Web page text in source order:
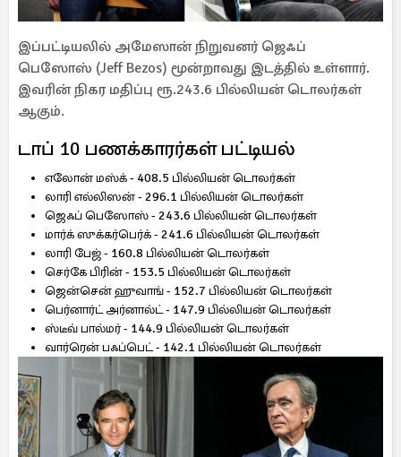
இப்பட்டியலில் அமேஸான் நிறுவனர் ஜெஃப்
பெஸோஸ் (Jeff Bezos) மூன்றாவது இடத்தில் உள்ளார்.
இவரின் நிகர மதிப்பு ரூ.243.6 பில்லியன் டொலர்கள்
ஆகும்.
டாப் 10 பணக்காரர்கள் பட்டியல்
எலோன் மஸ்க் - 408.5 பில்லியன் டொலர்கள்
லாரி எல்லிஸன் - 296.1 பில்லியன் டொலர்கள்
ஜெஃப் பெஸோஸ் - 243.6 பில்லியன் டொலர்கள்
மார்க் ஸுக்கர்பெர்க் - 241.6 பில்லியன் டொலர்கள்
லாரி பேஜ் - 160.8 பில்லியன் டொலர்கள்
செர்கே பிரின் - 153.5 பில்லியன் டொலர்கள்
ஜென்சென் ஹுவாங் - 152.7 பில்லியன் டொலர்கள்
பெர்னார்ட் அர்னால்ட் - 147.9 பில்லியன் டொலர்கள்
ஸ்டீவ் பால்மர் - 144.9 பில்லியன் டொலர்கள்
வார்ரென் பஃப்பெட் - 142.1 பில்லியன் டொலர்கள்